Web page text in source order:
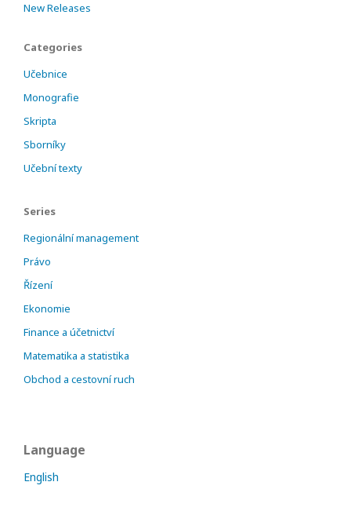
New Releases
Categories
Učebnice
Monografie
Skripta
Sborníky
Učební texty
Series
Regionální management
Právo
Řízení
Ekonomie
Finance a účetnictví
Matematika a statistika
Obchod a cestovní ruch
Language
English